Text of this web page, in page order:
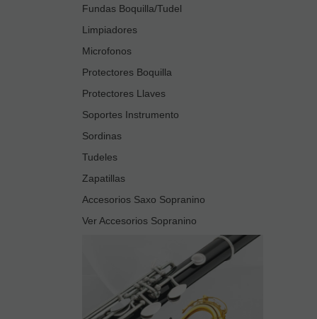
Fundas Boquilla/Tudel
Limpiadores
Microfonos
Protectores Boquilla
Protectores Llaves
Soportes Instrumento
Sordinas
Tudeles
Zapatillas
Accesorios Saxo Sopranino
Ver Accesorios Sopranino